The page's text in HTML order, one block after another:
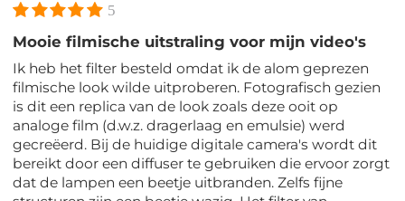
5
Mooie filmische uitstraling voor mijn video's
Ik heb het filter besteld omdat ik de alom geprezen
filmische look wilde uitproberen. Fotografisch gezien
is dit een replica van de look zoals deze ooit op
analoge film (d.w.z. dragerlaag en emulsie) werd
gecreëerd. Bij de huidige digitale camera's wordt dit
bereikt door een diffuser te gebruiken die ervoor zorgt
dat de lampen een beetje uitbranden. Zelfs fijne